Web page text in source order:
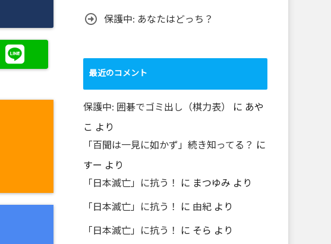
保護中: あなたはどっち？
最近のコメント
保護中: 囲碁でゴミ出し（棋力表） に あや
こ より
「百聞は一見に如かず」続き知ってる？
に
すー より
「日本滅亡」に抗う！
に まつゆみ より
「日本滅亡」に抗う！ に 由紀 より
「日本滅亡」に抗う！ に そら より